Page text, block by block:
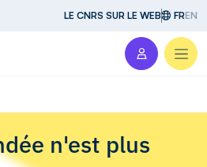
LE CNRS SUR LE WEB FREN
n'est plus